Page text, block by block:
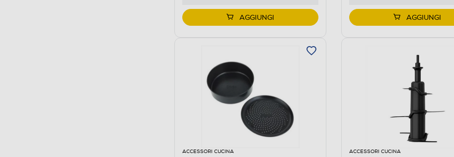
AGGIUNGI AGGIUNGI
ACCESSORI CUCINA ACCESSORI CUCINA